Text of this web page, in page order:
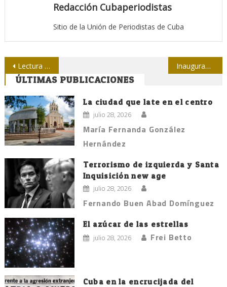
Redacción Cubaperiodistas
Sitio de la Unión de Periodistas de Cuba
Navegación
de
entradas
Lectura de fin de semana: Suicidio ante las cámaras de una reportera norteamericana Inaugurada expo: Lo perpetuo del instante, de Jorge Valiente
ÚLTIMAS PUBLICACIONES
La ciudad que late en el centro
julio 28, 2026
María Fernanda González
Hernández
Terrorismo de izquierda y Santa
Inquisición new age
julio 28, 2026
Fernando Buen Abad Domínguez
El azúcar de las estrellas
julio 28, 2026 Frei Betto
Cuba en la encrucijada del